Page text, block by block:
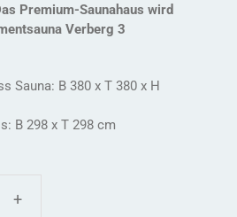
Premium-Saunahaus wird
Verberg 3
Sauna: B 380 x T 380 x H
B 298 x T 298 cm